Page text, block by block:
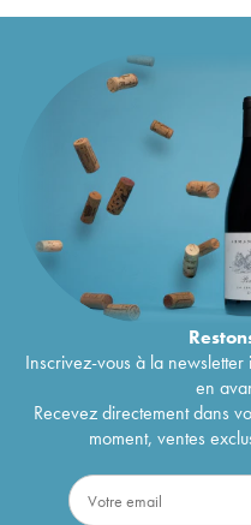
Inscrivez-vous à la
en
Recevez directement dans
moment, ventes